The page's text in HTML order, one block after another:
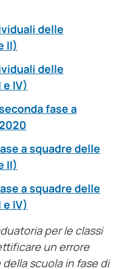
delle
II)
delle
IV)
fase a
a squadre delle
II)
a squadre delle
IV)
per le classi
un errore
scuola in fase di